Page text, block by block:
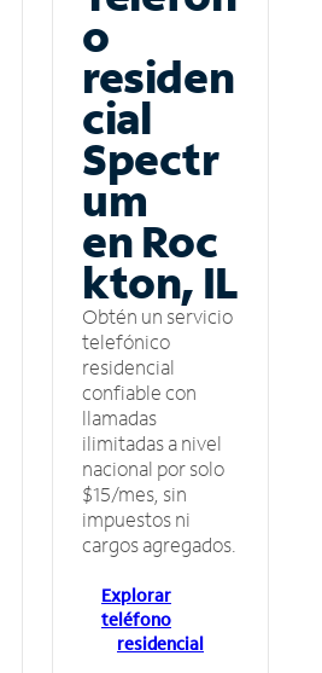
o
residen
cial
Spectr
um
en Roc
kton, IL
Obtén un servicio
telefónico
residencial
confiable con
llamadas
ilimitadas a nivel
nacional por solo
$15/mes, sin
impuestos ni
cargos agregados.
Explorar
teléfono
residencial